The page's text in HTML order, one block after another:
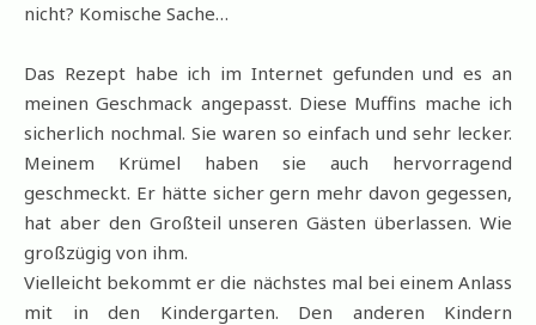
nicht? Komische Sache…
Das Rezept habe ich im Internet gefunden und es an
meinen Geschmack angepasst. Diese Muffins mache ich
sicherlich nochmal. Sie waren so einfach und sehr lecker.
Meinem Krümel haben sie auch hervorragend
geschmeckt. Er hätte sicher gern mehr davon gegessen,
hat aber den Großteil unseren Gästen überlassen. Wie
großzügig von ihm.
Vielleicht bekommt er die nächstes mal bei einem Anlass
mit in den Kindergarten. Den anderen Kindern